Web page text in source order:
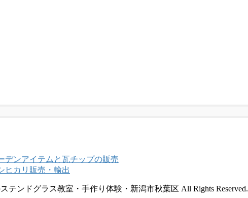
テンドグラス教室・手作り体験・新潟市秋葉区 All Rights Reserved.